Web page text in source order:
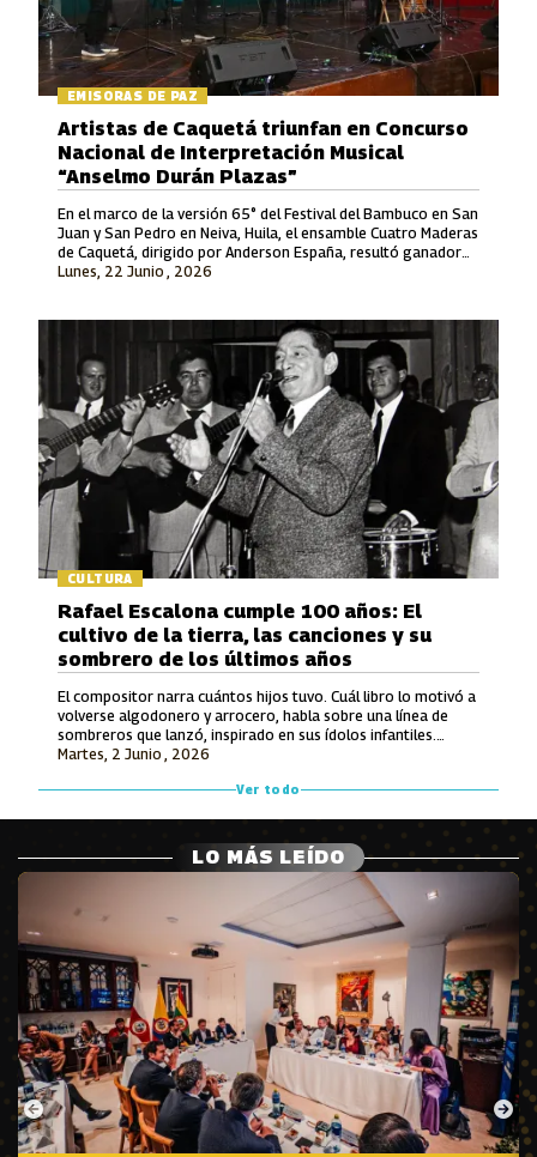
EMISORAS DE PAZ
Lunes, 22 Junio , 2026
Artistas de Caquetá triunfan en Concurso
Nacional de Interpretación Musical
“Anselmo Durán Plazas”
En el marco de la versión 65° del Festival del Bambuco en San
Juan y San Pedro en Neiva, Huila, el ensamble Cuatro Maderas
de Caquetá, dirigido por Anderson España, resultó ganador
en la Modalidad Vocal.
CULTURA
Martes, 2 Junio , 2026
Rafael Escalona cumple 100 años: El
cultivo de la tierra, las canciones y su
sombrero de los últimos años
El compositor narra cuántos hijos tuvo. Cuál libro lo motivó a
volverse algodonero y arrocero, habla sobre una línea de
sombreros que lanzó, inspirado en sus ídolos infantiles.
También recuerda lo que le ofrecieron por hacerle una
inédito que luego grabó Jorge Oñate.
Ver todo
LO MÁS LEÍDO